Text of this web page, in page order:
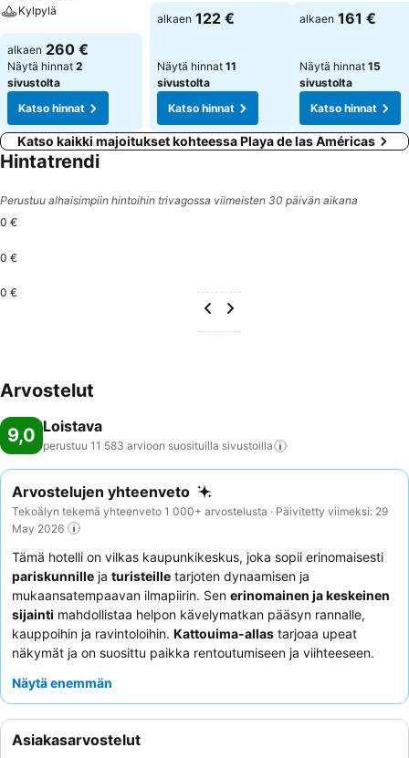
Kylpylä
alkaen 260 €
Näytä hinnat 2
sivustolta
Katso hinnat
alkaen 122 €
Näytä hinnat 11
sivustolta
Katso hinnat
alkaen 161 €
Näytä hinnat 15
sivustolta
Katso hinnat
Katso kaikki majoitukset kohteessa Playa de las Américas
Hintatrendi
Perustuu alhaisimpiin hintoihin trivagossa viimeisten 30 päivän aikana
0 €
0 €
0 €
Arvostelut
9,0 Loistava
perustuu 11 583 arvioon suosituilla sivustoilla
Arvostelujen yhteenveto
Tekoälyn tekemä yhteenveto 1 000+ arvostelusta · Päivitetty viimeksi: 29
May 2026
Tämä hotelli on vilkas kaupunkikeskus, joka sopii erinomaisesti
pariskunnille ja turisteille tarjoten dynaamisen ja
mukaansatempaavan ilmapiirin. Sen erinomainen ja keskeinen
sijainti mahdollistaa helpon kävelymatkan pääsyn rannalle,
kauppoihin ja ravintoloihin. Kattouima-allas tarjoaa upeat
näkymät ja on suosittu paikka rentoutumiseen ja viihteeseen.
heidän ammattitaidostaan ja
kokemuksen saamiseksi kannattaa harkita huonetta ylemmästä
kerroksesta parhaiden näkymien takaamiseksi.
Näytä enemmän
Asiakasarvostelut